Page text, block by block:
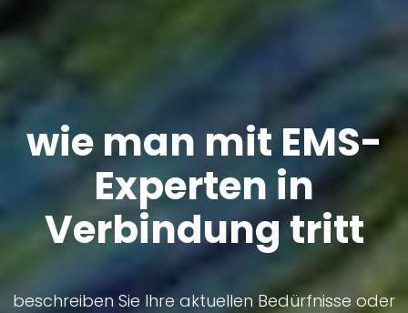
wie man mit EMS-
Experten in
Verbindung tritt
beschreiben Sie Ihre aktuellen Bedürfnisse oder